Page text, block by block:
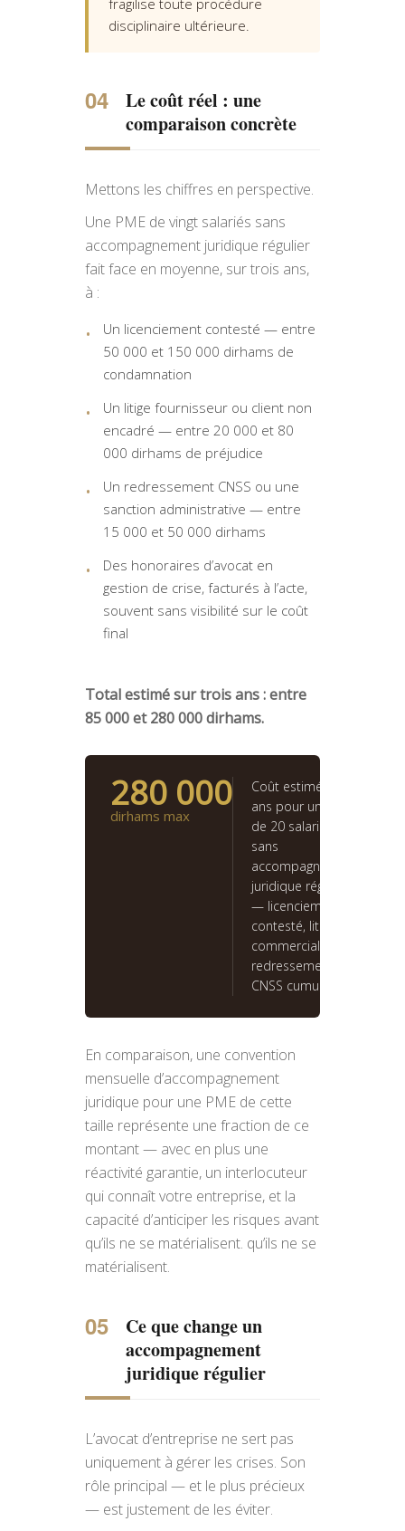
fragilise toute procédure
disciplinaire ultérieure.
Le coût réel : une
comparaison concrète
Mettons les chiffres en perspective.
Une PME de vingt salariés sans
accompagnement juridique régulier
fait face en moyenne, sur trois ans,
à :
Un licenciement contesté — entre
50 000 et 150 000 dirhams de
condamnation
Un litige fournisseur ou client non
encadré — entre 20 000 et 80
000 dirhams de préjudice
Un redressement CNSS ou une
sanction administrative — entre
15 000 et 50 000 dirhams
Des honoraires d’avocat en
gestion de crise, facturés à l’acte,
souvent sans visibilité sur le coût
final
Total estimé sur trois ans : entre
85 000 et 280 000 dirhams.
280 000
dirhams max
Coût estimé sur 3
ans pour une PME
de 20 salariés
sans
accompagnement
juridique régulier
— licenciement
contesté, litige
commercial et
redressement
CNSS cumulés.
En comparaison, une convention
mensuelle d’accompagnement
juridique pour une PME de cette
taille représente une fraction de ce
montant — avec en plus une
réactivité garantie, un interlocuteur
qui connaît votre entreprise, et la
capacité d’anticiper les risques avant
qu’ils ne se matérialisent. qu’ils ne se
matérialisent.
Ce que change un
accompagnement
juridique régulier
L’avocat d’entreprise ne sert pas
uniquement à gérer les crises. Son
rôle principal — et le plus précieux
— est justement de les éviter.